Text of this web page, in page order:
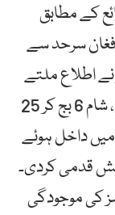
کے مطابق
5 بجے پاک-افغان سرحد سے
اطلاع ملتے
ہی 5 مختلف مقامات پر ناکہ بندی کرلی، شام 6 بج کر 25
داخل ہوئے
قدمی کردی۔
کی موجودگی